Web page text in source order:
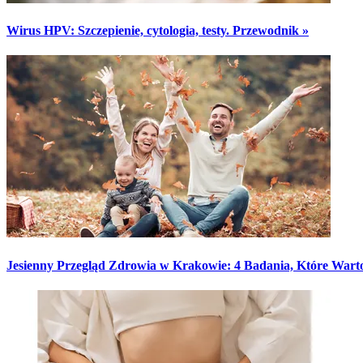
Wirus HPV: Szczepienie, cytologia, testy. Przewodnik »
Jesienny Przegląd Zdrowia w Krakowie: 4 Badania, Które